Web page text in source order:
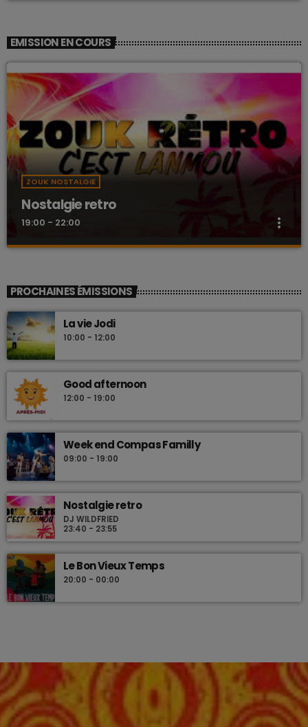
EMISSION EN COURS
ZOUK NOSTALGIE
Nostalgie retro
19:00 - 22:00 more_vert
Les plus beaux Zouk des années 80
PROCHAINES ÉMISSIONS
La vie Jodi
10:00 - 12:00
Good afternoon
12:00 - 19:00
Week end Compas Familly
09:00 - 19:00
Nostalgie retro
DJ WILDFRIED
23:40 - 23:55
Le Bon Vieux Temps
20:00 - 00:00